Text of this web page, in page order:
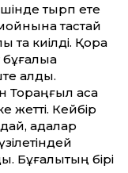
тырп ете
тастай
та киілді. Қора
қалды.
қасқа
жетті. Кейбір
қадалар
Бұғалықтың бірі